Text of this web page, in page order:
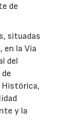
de
situadas
, en la Vía
del
Histórica,
y la